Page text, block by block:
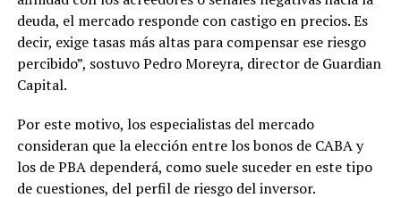
deuda, el mercado responde con castigo en precios. Es
decir, exige tasas más altas para compensar ese riesgo
percibido”, sostuvo Pedro Moreyra, director de Guardian
Capital.
Por este motivo, los especialistas del mercado
consideran que la elección entre los bonos de CABA y
los de PBA dependerá, como suele suceder en este tipo
de cuestiones, del perfil de riesgo del inversor.